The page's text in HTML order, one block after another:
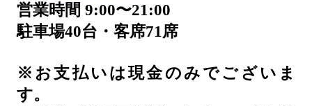
営業時間 9:00〜21:00
駐車場40台・客席71席
※お支払いは現金のみでございま
す。